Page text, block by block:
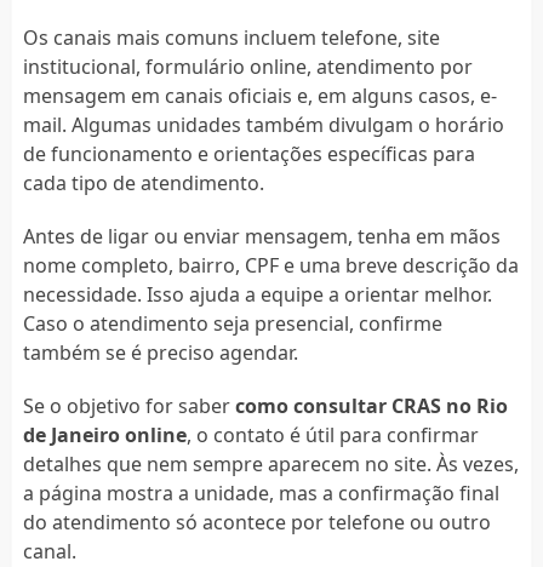
Os canais mais comuns incluem telefone, site
institucional, formulário online, atendimento por
mensagem em canais oficiais e, em alguns casos, e-
mail. Algumas unidades também divulgam o horário
de funcionamento e orientações específicas para
cada tipo de atendimento.
Antes de ligar ou enviar mensagem, tenha em mãos
nome completo, bairro, CPF e uma breve descrição da
necessidade. Isso ajuda a equipe a orientar melhor.
Caso o atendimento seja presencial, confirme
também se é preciso agendar.
Se o objetivo for sabercomo consultar CRAS no Rio
de Janeiro online, o contato é útil para confirmar
detalhes que nem sempre aparecem no site. Às vezes,
a página mostra a unidade, mas a confirmação final
do atendimento só acontece por telefone ou outro
canal.